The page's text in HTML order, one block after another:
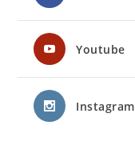
Youtube
Instagram